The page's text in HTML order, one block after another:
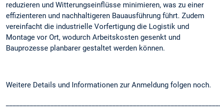
reduzieren und Witterungseinflüsse minimieren, was zu einer
effizienteren und nachhaltigeren Bauausführung führt. Zudem
vereinfacht die industrielle Vorfertigung die Logistik und
Montage vor Ort, wodurch Arbeitskosten gesenkt und
Bauprozesse planbarer gestaltet werden können.
Weitere Details und Informationen zur Anmeldung folgen noch.